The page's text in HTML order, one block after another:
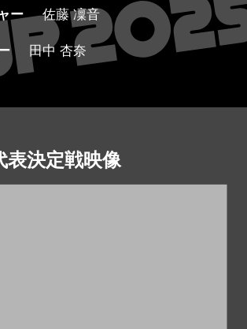
ー
佐藤 凜音
田中 杏奈
表決定戦映像